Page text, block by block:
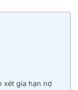
xét gia hạn nợ